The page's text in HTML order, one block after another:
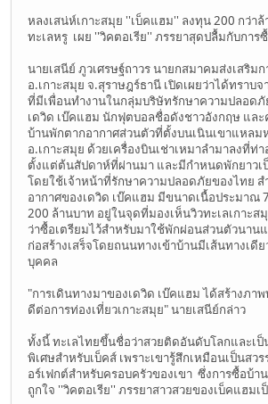
หลงเสน่ห์เกาะสมุย ''เบ็คแฮม'' ลงทุน 200 กว่า
ทะเลหรู เผย ''วิคตอเรีย'' ภรรยาสุดปลื้มกับการ
นายเสนีย์ ภูวเศรษฐ์ถาวร นายกสมาคมส่งเสริมก
อ.เกาะสมุย จ.สุราษฎร์ธานี เปิดเผยว่าได้ทราบ
ที่มีเพื่อนทำงานในกลุ่มบริษัทรักษาความปลอดภั
เดวิด เบ๊คแฮม นักฟุตบอลชื่อดังชาวอังกฤษ แล
บ้านพักตากอากาศส่วนตัวที่ตั้งบนเนินเขาแหล
อ.เกาะสมุย ด้วยเครื่องบินเช่าเหมาลำมาลงที่ท่
ตั้งแต่ต้นสัปดาห์ที่ผ่านมา และมีกำหนดพักยาวเ
โดยใช้เจ้าหน้าที่รักษาความปลอดภัยของไทย
อากาศของเดวิด เบ๊คแฮม มีขนาดเนื้อประมาณ
200 ล้านบาท อยู่ในจุดที่มองเห็นวิวทะเลเกาะส
ว่าซื้อเตรียมไว้สำหรับมาใช้พักผ่อนส่วนตัวนานแ
ก่อสร้างเสร็จโดยถนนทางเข้าบ้านมีเส้นทางเดี
บุคคล
"การเดินทางมาของเดวิด เบ๊คแฮม ได้สร้างภา
ดีต่อการท่องเที่ยวเกาะสมุย" นายเสนีย์กล่าว
ทั้งนี้ ทะเลไทยขึ้นชื่อว่าสวยติดอันดับโลกและเ
พิเศษสำหรับเบ็คส์ เพราะเขารู้สึกเหมือนเป็นสว
อร์เฟกต์สำหรับครอบครัวของเขา ซึ่งการซื้อบ้า
ถูกใจ ''วิคตอเรีย'' ภรรยาสาวสวยของเบ็คแฮมเ